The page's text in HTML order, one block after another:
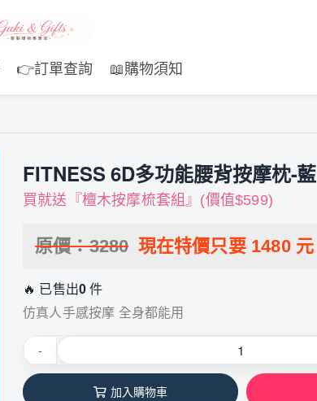
👉訂單查詢 📖購物須知
FITNESS 6D多功能腰背按摩枕-藍
買就送『檀木按摩梳套組』(價值$599)
原價：3280 現在特價只要 1480元
🔥 已售出0 件
仿真人手感按摩 全身都能用
-
加入購物車